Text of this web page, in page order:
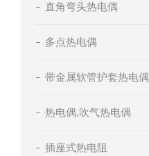
直角弯头热电偶
多点热电偶
带金属软管护套热电偶
热电偶,吹气热电偶
插座式热电阻